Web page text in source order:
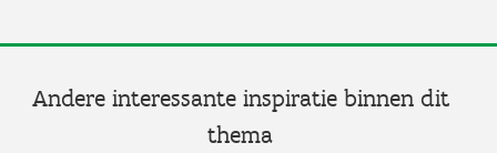
Andere interessante inspiratie binnen dit
thema